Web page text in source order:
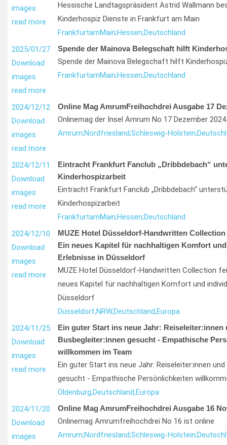
images
read more
Hessische Landtagspräsident Astrid Wallmann
Kinderhospiz Dienste in Frankfurt am Main
FrankfurtamMain;Hessen;Deutschland
2025/01/27
Download
images
read more
Spende der Mainova Belegschaft hilft
Spende der Mainova Belegschaft hilft
FrankfurtamMain;Hessen;Deutschland
2024/12/12
Download
images
read more
Online Mag AmrumFreihochdrei Ausgabe 17
Onlinemag der Insel Amrum No 17 Dezember
Amrum;Nordfriesland;Schleswig-Holstein;
2024/12/11
Download
images
read more
Eintracht Frankfurt Fanclub „Dribbdebach“
Kinderhospizarbeit
Eintracht Frankfurt Fanclub „Dribbdebach“
Kinderhospizarbeit
FrankfurtamMain;Hessen;Deutschland
2024/12/10
Download
images
read more
MUZE Hotel Düsseldorf-Handwritten
Ein neues Kapitel für nachhaltigen Komfort
Erlebnisse in Düsseldorf
MUZE Hotel Düsseldorf-Handwritten Collection
neues Kapitel für nachhaltigen Komfort und
Düsseldorf
Düsseldorf,NRW,Deutschland,Europa
2024/11/25
Download
images
read more
Ein guter Start ins neue Jahr: Reiseleiter:innen
Busbegleiter:innen gesucht - Empathische
willkommen im Team
Ein guter Start ins neue Jahr: Reiseleiter:innen
gesucht - Empathische Persönlichkeiten
Oldenburg,Deutschland,Europa
2024/11/20
Download
images
Online Mag AmrumFreihochdrei Ausgabe 16
Onlinemag Amrumfreihochdrei No 16 ist online
Amrum;Nordfriesland;Schleswig-Holstein;